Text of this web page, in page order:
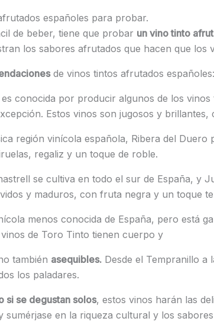
españoles para probar.
de beber, tiene que probar un vino tinto
los sabores afrutados que hacen que los
de vinos tintos afrutados españoles:
conocida por producir algunos de los
Estos vinos son jugosos y
región vinícola española, Ribera del Duero
regaliz y un toque de roble.
se cultiva en todo el sur de España, y
y maduros, con fruta negra y un toque
menos conocida de España, pero está
de Toro Tinto tienen cuerpo y
también asequibles.Desde el Tempranillo a
los paladares.
si se degustan solos, estos vinos harán las
en la riqueza cultural y los